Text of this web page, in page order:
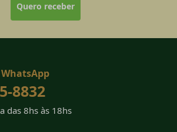
Quero receber
8832
das 8hs às 18hs